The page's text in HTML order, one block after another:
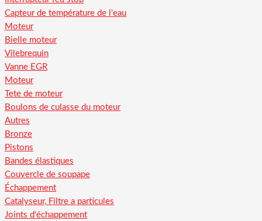
Capteur de température de l'eau
Moteur
Bielle moteur
Vilebrequin
Vanne EGR
Moteur
Tete de moteur
Boulons de culasse du moteur
Autres
Bronze
Pistons
Bandes élastiques
Couvercle de soupape
Échappement
Catalyseur, Filtre a particules
Joints d'échappement